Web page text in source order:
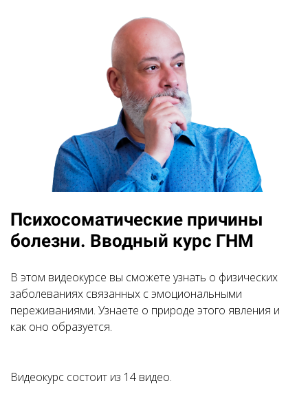
Психосоматические причины
болезни. Вводный курс ГНМ
В этом видеокурсе вы сможете узнать о физических
заболеваниях связанных с эмоциональными
переживаниями. Узнаете о природе этого явления и
как оно образуется.
Видеокурс состоит из 14 видео.